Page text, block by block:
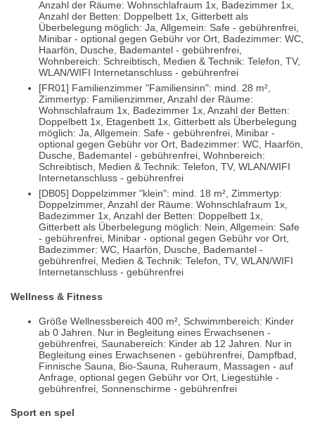
Anzahl der Räume: Wohnschlafraum 1x, Badezimmer 1x,
Anzahl der Betten: Doppelbett 1x, Gitterbett als
Überbelegung möglich: Ja, Allgemein: Safe - gebührenfrei,
Minibar - optional gegen Gebühr vor Ort, Badezimmer: WC,
Haarfön, Dusche, Bademantel - gebührenfrei,
Wohnbereich: Schreibtisch, Medien & Technik: Telefon, TV,
WLAN/WIFI Internetanschluss - gebührenfrei
[FR01] Familienzimmer "Familiensinn": mind. 28 m²,
Zimmertyp: Familienzimmer, Anzahl der Räume:
Wohnschlafraum 1x, Badezimmer 1x, Anzahl der Betten:
Doppelbett 1x, Etagenbett 1x, Gitterbett als Überbelegung
möglich: Ja, Allgemein: Safe - gebührenfrei, Minibar -
optional gegen Gebühr vor Ort, Badezimmer: WC, Haarfön,
Dusche, Bademantel - gebührenfrei, Wohnbereich:
Schreibtisch, Medien & Technik: Telefon, TV, WLAN/WIFI
Internetanschluss - gebührenfrei
[DB05] Doppelzimmer "klein": mind. 18 m², Zimmertyp:
Doppelzimmer, Anzahl der Räume: Wohnschlafraum 1x,
Badezimmer 1x, Anzahl der Betten: Doppelbett 1x,
Gitterbett als Überbelegung möglich: Nein, Allgemein: Safe
- gebührenfrei, Minibar - optional gegen Gebühr vor Ort,
Badezimmer: WC, Haarfön, Dusche, Bademantel -
gebührenfrei, Medien & Technik: Telefon, TV, WLAN/WIFI
Internetanschluss - gebührenfrei
Wellness & Fitness
Größe Wellnessbereich 400 m², Schwimmbereich: Kinder
ab 0 Jahren. Nur in Begleitung eines Erwachsenen -
gebührenfrei, Saunabereich: Kinder ab 12 Jahren. Nur in
Begleitung eines Erwachsenen - gebührenfrei, Dampfbad,
Finnische Sauna, Bio-Sauna, Ruheraum, Massagen - auf
Anfrage, optional gegen Gebühr vor Ort, Liegestühle -
gebührenfrei, Sonnenschirme - gebührenfrei
Sport en spel